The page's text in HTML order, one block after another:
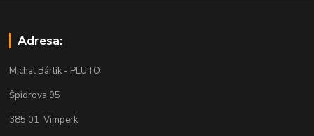
Adresa:
Michal Bártík - PLUTO
Špidrova 95
385 01 Vimperk